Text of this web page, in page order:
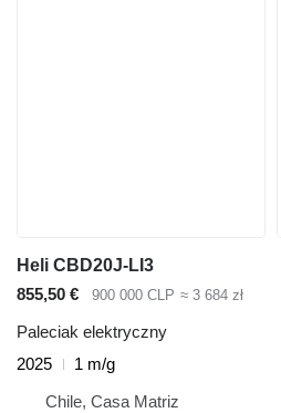
Heli CBD20J-LI3
855,50 €
900 000 CLP ≈ 3 684 zł
Paleciak elektryczny
2025
1 m/g
Chile, Casa Matriz